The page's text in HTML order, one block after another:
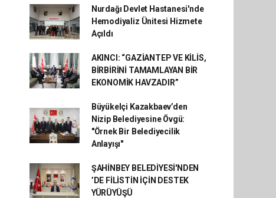
Nurdağı Devlet Hastanesi'nde
Hemodiyaliz Ünitesi Hizmete
Açıldı
AKINCI: “GAZİANTEP VE KİLİS,
BİRBİRİNİ TAMAMLAYAN BİR
EKONOMİK HAVZADIR”
Büyükelçi Kazakbaev’den
Nizip Belediyesine Övgü:
"Örnek Bir Belediyecilik
Anlayışı"
ŞAHİNBEY BELEDİYESİ'NDEN
’DE FİLİSTİN İÇİN DESTEK
YÜRÜYÜŞÜ